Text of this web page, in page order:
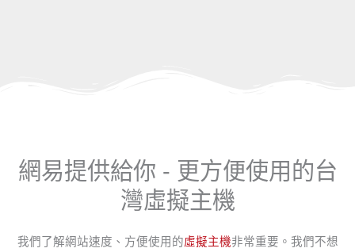
網易提供給你 - 更方便使用的台
灣虛擬主機
我們了解網站速度、方便使用的虛擬主機非常重要。我們不想